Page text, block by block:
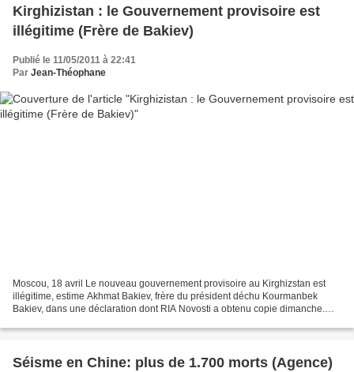
Kirghizistan : le Gouvernement provisoire est
illégitime (Frère de Bakiev)
Publié le 11/05/2011 à 22:41
Par Jean-Théophane
Moscou, 18 avril Le nouveau gouvernement provisoire au Kirghizstan est
illégitime, estime Akhmat Bakiev, frère du président déchu Kourmanbek
Bakiev, dans une déclaration dont RIA Novosti a obtenu copie dimanche.
Séisme en Chine: plus de 1.700 morts (Agence)